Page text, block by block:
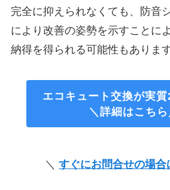
完全に抑えられなくても、防音
により改善の姿勢を示すことに
納得を得られる可能性もあります
エコキュート交換が実質
＼詳細はこちら
＼ すぐにお問合せの場合